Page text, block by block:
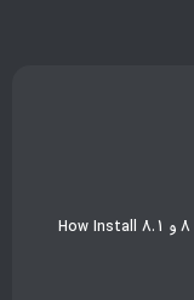
آموزش تصویری و کامل نصب ویندوز 8 و 8.1 How Install